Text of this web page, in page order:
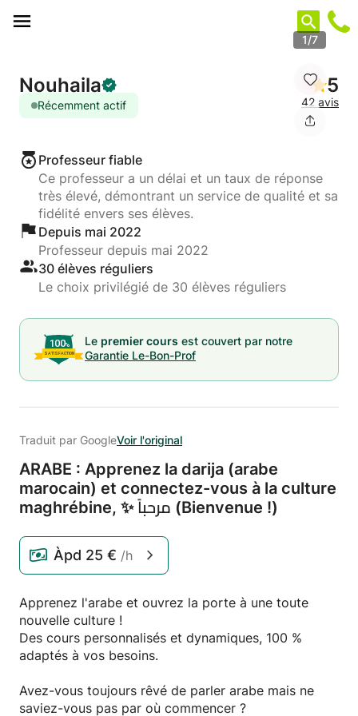
1/7
Nouhaila
Récemment actif
5
42 avis
Professeur fiable
Ce professeur a un délai et un taux de réponse
très élevé, démontrant un service de qualité et sa
fidélité envers ses élèves.
Depuis mai 2022
Professeur depuis mai 2022
30 élèves réguliers
Le choix privilégié de 30 élèves réguliers
Le premier cours est couvert par notre
Garantie Le-Bon-Prof
Traduit par GoogleVoir l'original
ARABE : Apprenez la darija (arabe
marocain) et connectez-vous à la culture
maghrébine,
✨ مرحباً (Bienvenue !)
Àpd 25 € /h
Apprenez l'arabe et ouvrez la porte à une toute
nouvelle culture !
Des cours personnalisés et dynamiques, 100 %
adaptés à vos besoins.
Avez-vous toujours rêvé de parler arabe mais ne
saviez-vous pas par où commencer ?